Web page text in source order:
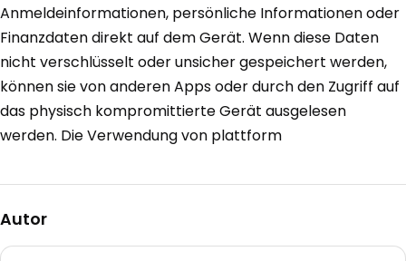
Anmeldeinformationen, persönliche Informationen oder
Finanzdaten direkt auf dem Gerät. Wenn diese Daten
nicht verschlüsselt oder unsicher gespeichert werden,
können sie von anderen Apps oder durch den Zugriff auf
das physisch kompromittierte Gerät ausgelesen
werden. Die Verwendung von plattform
Autor